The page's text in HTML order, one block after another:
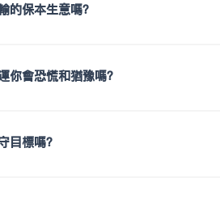
的保本生意嗎？
你會恐慌和猶豫嗎？
目標嗎？